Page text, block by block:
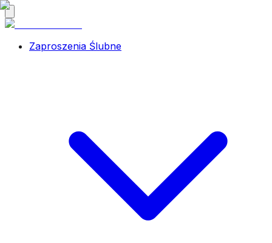
Zaproszenia Ślubne